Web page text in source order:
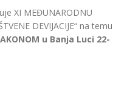
XI MEĐUNARODNU
DEVIJACIJE“ na temu
u Banja Luci 22-